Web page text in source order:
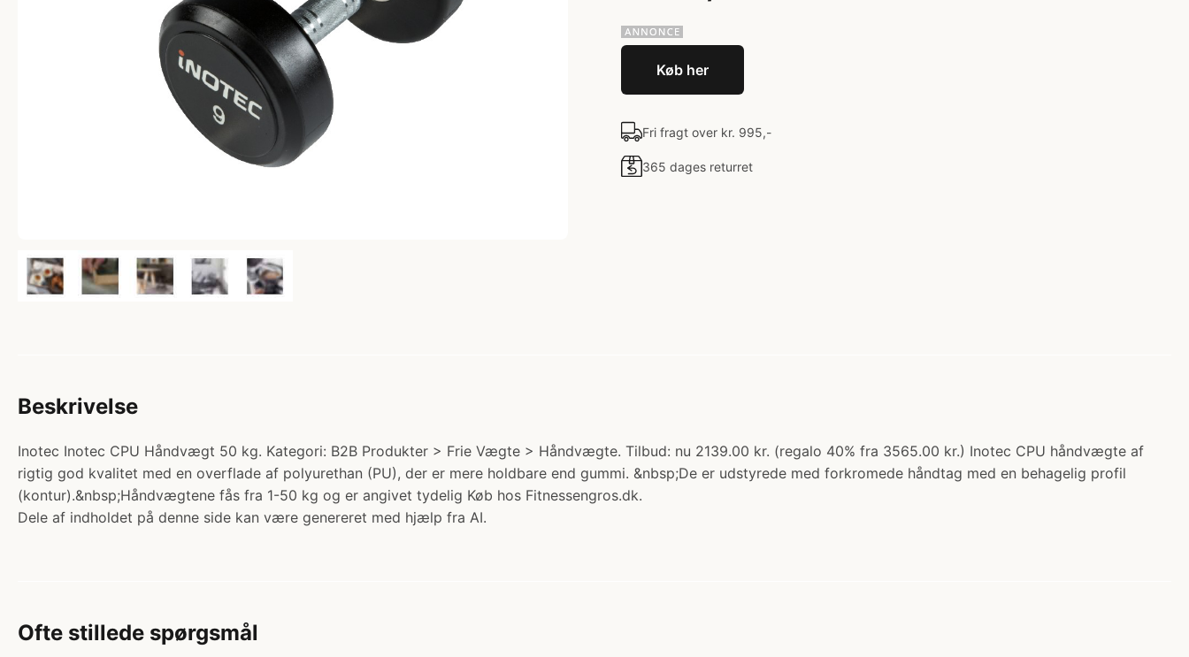
Køb her
Fri fragt over kr. 995,-
365 dages returret
Beskrivelse
Inotec Inotec CPU Håndvægt 50 kg. Kategori: B2B Produkter > Frie Vægte > Håndvægte. Tilbud: nu 2139.00 kr. (regalo 40% fra 3565.00 kr.) Inotec CPU håndvægte af
rigtig god kvalitet med en overflade af polyurethan (PU), der er mere holdbare end gummi. &nbsp;De er udstyrede med forkromede håndtag med en behagelig profil
(kontur).&nbsp;Håndvægtene fås fra 1-50 kg og er angivet tydelig Køb hos Fitnessengros.dk.
Dele af indholdet på denne side kan være genereret med hjælp fra AI.
Ofte stillede spørgsmål